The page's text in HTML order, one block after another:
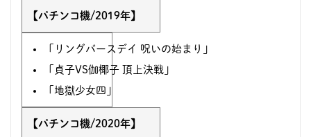
【パチンコ機/2019年】
「リングバースデイ 呪いの始まり」
「貞子VS伽椰子 頂上決戦」
「地獄少女四」
【パチンコ機/2020年】